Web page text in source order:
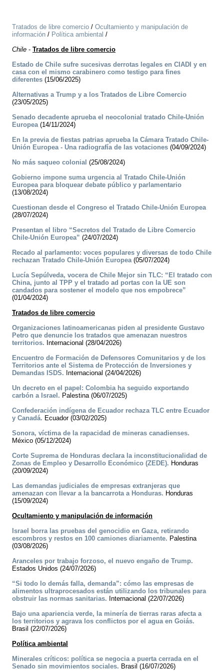
Tratados de libre comercio / Ocultamiento y manipulación de
información / Política ambiental /
Chile - Tratados de libre comercio
Estado de Chile sufre sucesivas derrotas legales en CIADI y en
casa con el mismo carabinero como testigo para fines
diferentes (15/06/2025)
Alternativas a Trump y a los Tratados de Libre Comercio
(23/05/2025)
Senado decadente aprueba el neocolonial tratado Chile-Unión
Europea(14/11/2024)
En la previa de fiestas patrias aprueba la Cámara Tratado Chile-
Unión Europea - Una radiografía de las votaciones (04/09/2024)
No más saqueo colonial (25/08/2024)
Gobierno impone suma urgencia al Tratado Chile-Unión
Europea para bloquear debate público y parlamentario
(13/08/2024)
Cuestionan desde el Congreso el Tratado Chile-Unión Europea
(28/07/2024)
Presentan el libro “Secretos del Tratado de Libre Comercio
Chile-Unión Europea” (24/07/2024)
Recado al parlamento: voces populares y diversas de todo Chile
rechazan Tratado Chile-Unión Europea(05/07/2024)
Lucía Sepúlveda, vocera de Chile Mejor sin TLC: “El tratado con
China, junto al TPP y el tratado ad portas con la UE son
candados para sostener el modelo que nos empobrece”
(01/04/2024)
Tratados de libre comercio
Organizaciones latinoamericanas piden al presidente Gustavo
Petro que denuncie los tratados que amenazan nuestros
territorios. Internacional (28/04/2026)
Encuentro de Formación de Defensores Comunitarios y de los
Territorios ante el Sistema de Protección de Inversiones y
Demandas ISDS. Internacional (24/04/2026)
Un decreto en el papel: Colombia ha seguido exportando
carbón a Israel. Palestina (06/07/2025)
Confederación indígena de Ecuador rechaza TLC entre Ecuador
y Canadá. Ecuador (03/02/2025)
Sonora, víctima de la rapacidad de mineras canadienses.
México (05/12/2024)
Corte Suprema de Honduras declara la inconstitucionalidad de
Zonas de Empleo y Desarrollo Económico (ZEDE). Honduras
(20/09/2024)
Las demandas judiciales de empresas extranjeras que
amenazan con llevar a la bancarrota a Honduras. Honduras
(15/09/2024)
Ocultamiento y manipulación de información
Israel borra las pruebas del genocidio en Gaza, retirando
escombros y restos en 100 camiones diariamente. Palestina
(03/08/2026)
Aranceles por trabajo forzoso, el nuevo engaño de Trump.
Estados Unidos (24/07/2026)
“Si todo lo demás falla, demanda”: cómo las empresas de
alimentos ultraprocesados están utilizando los tribunales para
obstruir las normas sanitarias. Internacional (22/07/2026)
Bajo una apariencia verde, la minería de tierras raras afecta a
los territorios y agrava los conflictos por el agua en Goiás.
Brasil (22/07/2026)
Política ambiental
Minerales críticos: política se negocia a puerta cerrada en el
Senado sin movimientos sociales. Brasil (16/07/2026)